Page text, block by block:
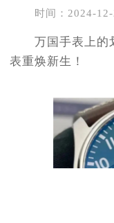
时间：2024-
万国手表上的
表重焕新生！